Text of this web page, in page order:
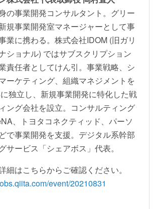
の事業開発コンサルタント。グリー
規事業開発室マネージャーとして事
業に携わる。株式会社IDOM (旧ガリ
ショナル) ではサブスクリプション
責任者としてけん引。事業戦略、シ
ーケティング、組織マネジメントを
独立し、新規事業開発に特化した戦
ング会社を設立。コンサルティング
、トヨタコネクティッド、パーソ
で事業開発を支援。デジタル系幹部
サービス「シェアボス」代表。
細はこちらからご確認ください。
event/20210831